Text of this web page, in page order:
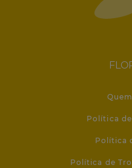
Política
Política
Política de